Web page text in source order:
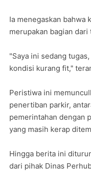
Ia menegaskan bahwa
merupakan bagian
"Saya ini sedang
kondisi kurang fit,"
Peristiwa ini
penertiban parkir,
pemerintahan dengan
yang masih kerap
Hingga berita ini
dari pihak Dinas